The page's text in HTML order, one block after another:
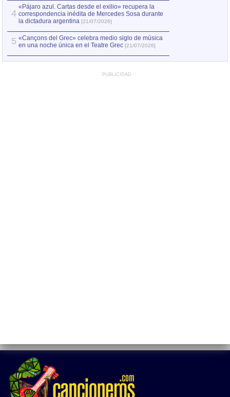
4
«Pájaro azul. Cartas desde el exilio» recupera la
correspondencia inédita de Mercedes Sosa durante
la dictadura argentina [21/07/2026]
5 «Cançons del Grec» celebra medio siglo de música
en una noche única en el Teatre Grec [21/07/2026]
PUBLICIDAD